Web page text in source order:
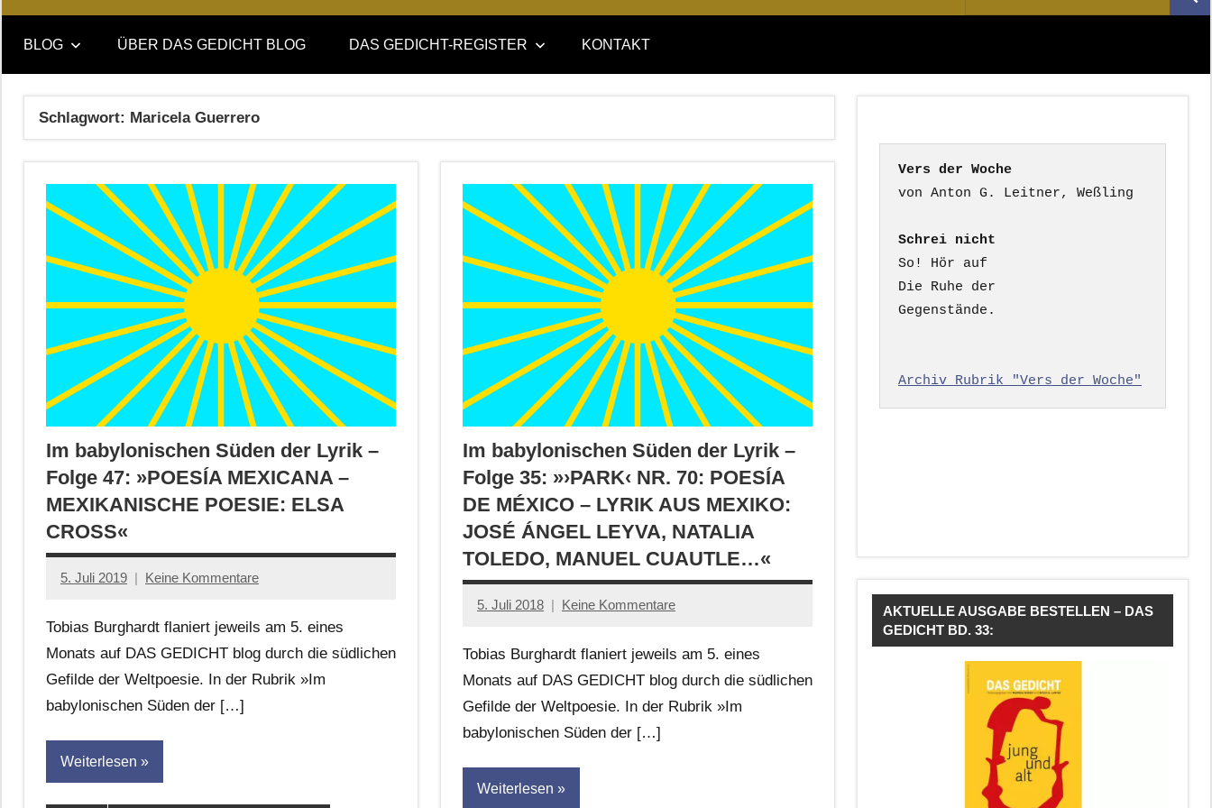
DAS
GEDICHT
blog
DAS
GEDICHT.
Zeitschrift
nach:
BLOG ÜBER DAS GEDICHT BLOG DAS GEDICHT-REGISTER KONTAKT
Schlagwort: Maricela Guerrero
Im babylonischen Süden der Lyrik –
Folge 47: »POESÍA MEXICANA –
MEXIKANISCHE POESIE: ELSA
CROSS«
5. Juli 2019
Anton
Leitner
Keine Kommentare
Tobias Burghardt flaniert jeweils am 5. eines
Monats auf DAS GEDICHT blog durch die südlichen
Gefilde der Weltpoesie. In der Rubrik »Im
babylonischen Süden der […]
Weiterlesen
Im babylonischen Süden der Lyrik –
Folge 35: »›PARK‹ NR. 70: POESÍA
DE MÉXICO – LYRIK AUS MEXIKO:
JOSÉ ÁNGEL LEYVA, NATALIA
TOLEDO, MANUEL CUAUTLE…«
5. Juli 2018
Anton
Leitner
Keine Kommentare
Tobias Burghardt flaniert jeweils am 5. eines
Monats auf DAS GEDICHT blog durch die südlichen
Gefilde der Weltpoesie. In der Rubrik »Im
babylonischen Süden der […]
Weiterlesen
Vers der Woche
Schrei nicht
So! Hör auf
Die Ruhe der
Gegenstände.
Archiv Rubrik "Vers der Woche"
AKTUELLE AUSGABE BESTELLEN – DAS
GEDICHT BD. 33: